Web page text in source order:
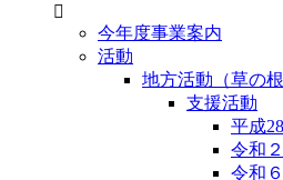
今年度事業案内
活動
地方活動（草の
支援活動
平成
令和
令和